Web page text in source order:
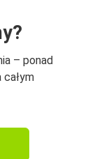
– ponad